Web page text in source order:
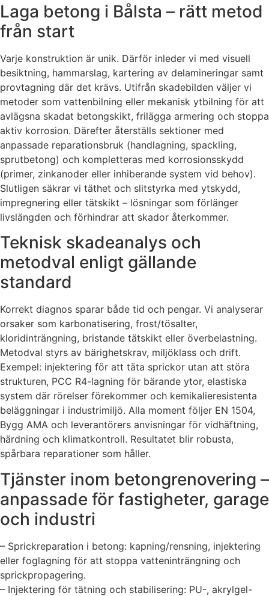
Laga betong i Bålsta – rätt metod
från start
Varje konstruktion är unik. Därför inleder vi med visuell
besiktning, hammarslag, kartering av delamineringar samt
provtagning där det krävs. Utifrån skadebilden väljer vi
metoder som vattenbilning eller mekanisk ytbilning för att
avlägsna skadat betongskikt, frilägga armering och stoppa
aktiv korrosion. Därefter återställs sektioner med
anpassade reparationsbruk (handlagning, spackling,
sprutbetong) och kompletteras med korrosionsskydd
(primer, zinkanoder eller inhiberande system vid behov).
Slutligen säkrar vi täthet och slitstyrka med ytskydd,
impregnering eller tätskikt – lösningar som förlänger
livslängden och förhindrar att skador återkommer.
Teknisk skadeanalys och
metodval enligt gällande
standard
Korrekt diagnos sparar både tid och pengar. Vi analyserar
orsaker som karbonatisering, frost/tösalter,
kloridinträngning, bristande tätskikt eller överbelastning.
Metodval styrs av bärighetskrav, miljöklass och drift.
Exempel: injektering för att täta sprickor utan att störa
strukturen, PCC R4-lagning för bärande ytor, elastiska
system där rörelser förekommer och kemikalieresistenta
beläggningar i industrimiljö. Alla moment följer EN 1504,
Bygg AMA och leverantörers anvisningar för vidhäftning,
härdning och klimatkontroll. Resultatet blir robusta,
spårbara reparationer som håller.
Tjänster inom betongrenovering –
anpassade för fastigheter, garage
och industri
– Sprickreparation i betong: kapning/rensning, injektering
eller foglagning för att stoppa vatteninträngning och
sprickpropagering.
– Injektering för tätning och stabilisering: PU-, akrylgel-